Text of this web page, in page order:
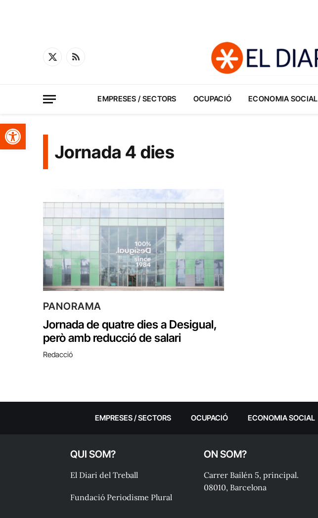
Obre la barra d'eines
X
RSS
EMPRESES / SECTORS OCUPACIÓ ECONOMIA SOCIAL
Jornada 4 dies
PANORAMA
Jornada de quatre dies a Desigual,
però amb reducció de salari
Redacció
EMPRESES / SECTORS OCUPACIÓ ECONOMIA SOCIAL
QUI SOM?
El Diari del Treball
Fundació Periodisme Plural
ON SOM?
Carrer Bailén 5, principal.
08010, Barcelona